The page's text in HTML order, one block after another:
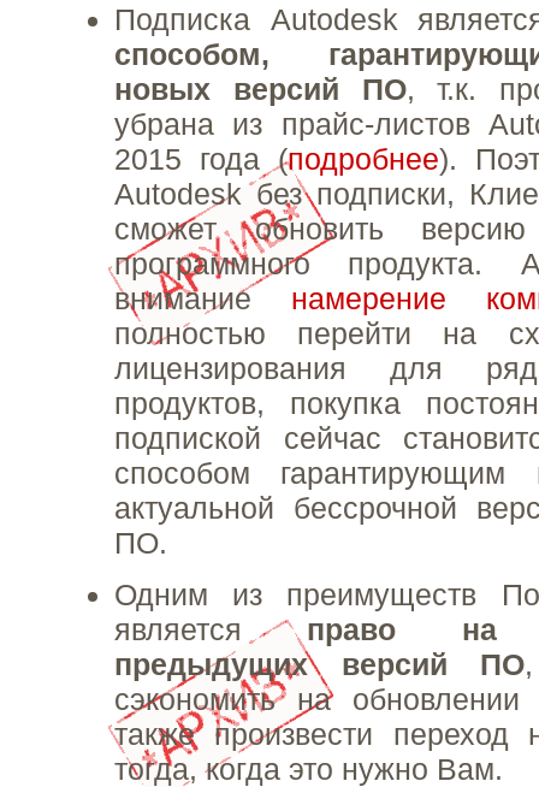
Подписка Autodesk
способом,
новых версий ПО, т.к.
убрана из прайс-листов
2015 года (подробнее).
Autodesk без подписки,
сможет обновить версию
программного
внимание намерение
полностью перейти на
лицензирования для
продуктов, покупка
подпиской сейчас
способом гарантирующим
актуальной бессрочной
ПО.
Одним из преимуществ
является право на
предыдущих версий ПО
сэкономить на
также произвести
тогда, когда это нужно Вам.